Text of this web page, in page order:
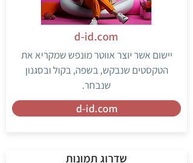
יישום אשר יוצר אווטר מונפש שמקריא את
הטקסטים שנבקש, בשפה, בקול ובסגנון
שנבחר.
d-id.com
d-id.com
שדרוג תמונות